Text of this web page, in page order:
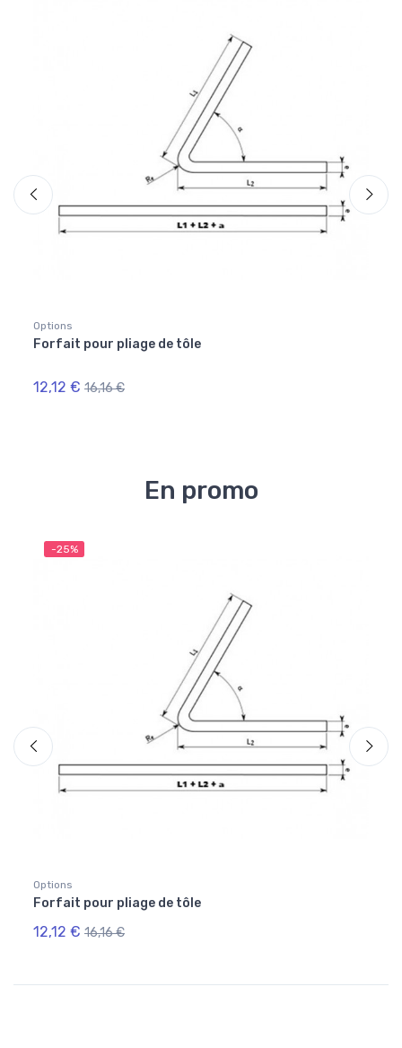
Options
Forfait pour pliage de tôle
12,12 € 16,16 €
En promo
-25%
Options
Forfait pour pliage de tôle
12,12 € 16,16 €